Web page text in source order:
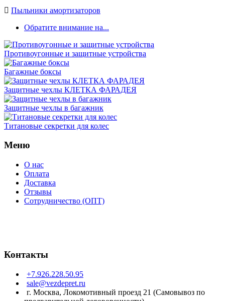
Пыльники амортизаторов
Обратите внимание на...
Противоугонные и защитные устройства
Багажные боксы
Защитные чехлы КЛЕТКА ФАРАДЕЯ
Защитные чехлы в багажник
Титановые секретки для колес
Меню
О нас
Оплата
Доставка
Отзывы
Сотрудничество (ОПТ)
Контакты
+7.926.228.50.95
sale@vezdepret.ru
г. Москва, Локомотивный проезд 21 (Самовывоз по